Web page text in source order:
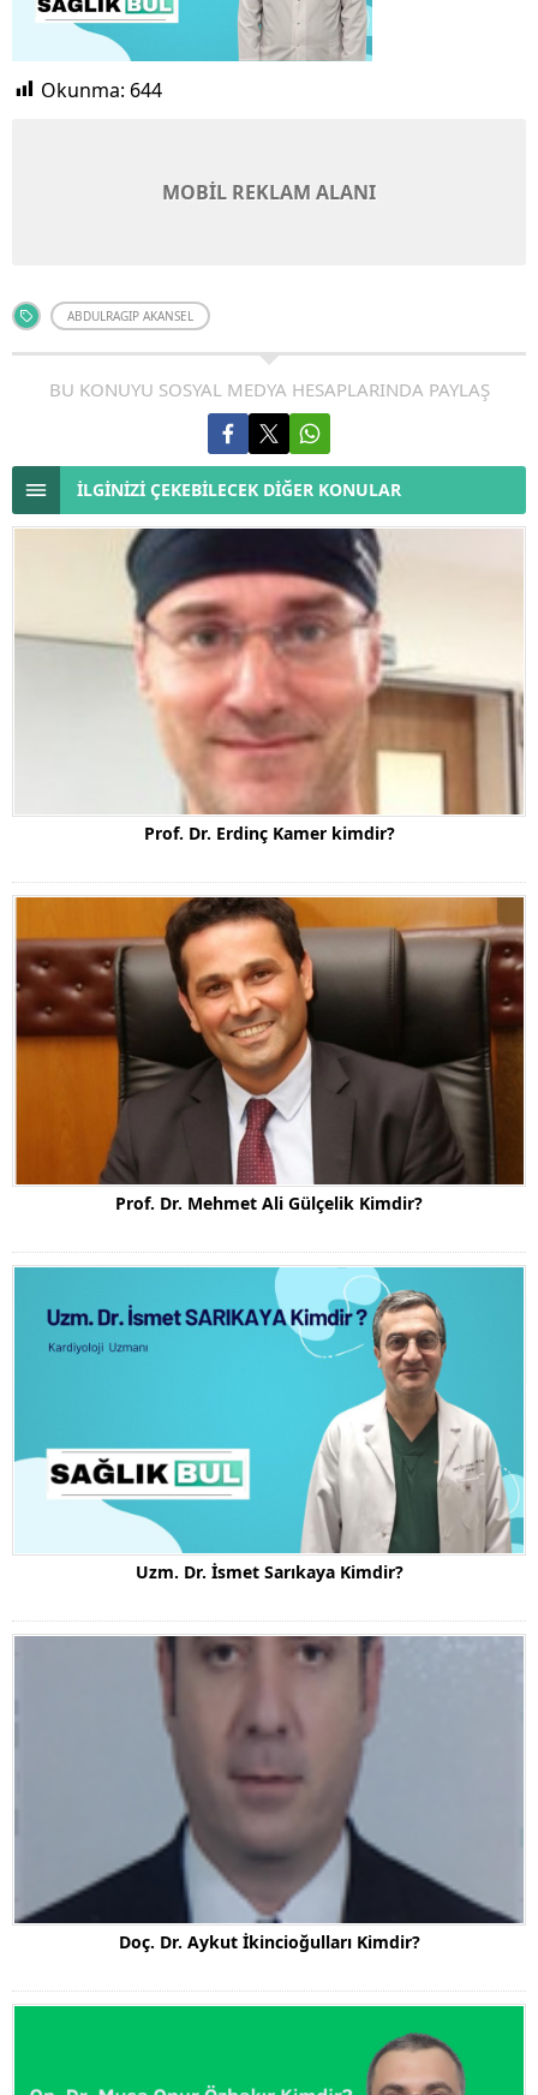
Okunma: 644
MOBİL REKLAM ALANI
ABDULRAGIP AKANSEL
BU KONUYU SOSYAL MEDYA HESAPLARINDA PAYLAŞ
İLGİNİZİ ÇEKEBİLECEK DİĞER KONULAR
Prof. Dr. Erdinç Kamer kimdir?
Prof. Dr. Mehmet Ali Gülçelik Kimdir?
Uzm. Dr. İsmet Sarıkaya Kimdir?
Doç. Dr. Aykut İkincioğulları Kimdir?